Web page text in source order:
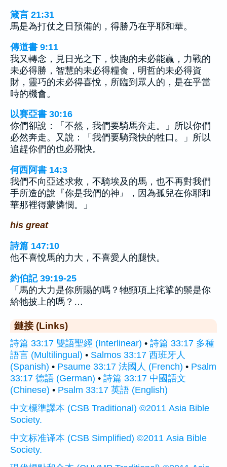
箴言 21:31
馬是為打仗之日預備的，得勝乃在乎耶和華。
傳道書 9:11
我又轉念，見日光之下，快跑的未必能贏，力戰的
未必得勝，智慧的未必得糧食，明哲的未必得資
財，靈巧的未必得喜悅，所臨到眾人的，是在乎當
時的機會。
以賽亞書 30:16
你們卻說：「不然，我們要騎馬奔走。」所以你們
必然奔走。又說：「我們要騎飛快的牲口。」所以
追趕你們的也必飛快。
何西阿書 14:3
我們不向亞述求救，不騎埃及的馬，也不再對我們
手所造的說『你是我們的神』，因為孤兒在你耶和
華那裡得蒙憐憫。」
his great
詩篇 147:10
他不喜悅馬的力大，不喜愛人的腿快。
約伯記 39:19-25
「馬的大力是你所賜的嗎？牠頸項上挓挲的鬃是你
給牠披上的嗎？…
鏈接 (Links)
詩篇 33:17 雙語聖經 (Interlinear) • 詩篇 33:17 多種
語言 (Multilingual) • Salmos 33:17 西班牙人
(Spanish) • Psaume 33:17 法國人 (French) • Psalm
33:17 德語 (German) • 詩篇 33:17 中國語文
(Chinese) • Psalm 33:17 英語 (English)
中文標準譯本 (CSB Traditional) ©2011 Asia Bible
Society.
中文标准译本 (CSB Simplified) ©2011 Asia Bible
Society.